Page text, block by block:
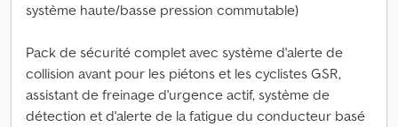
système haute/basse pression commutable)
Pack de sécurité complet avec système d'alerte de
collision avant pour les piétons et les cyclistes GSR,
assistant de freinage d'urgence actif, système de
détection et d'alerte de la fatigue du conducteur basé